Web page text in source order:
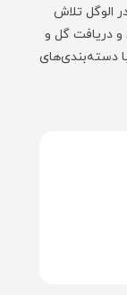
الوگل تلاش
و دریافت گل و
با دسته‌بندی‌های